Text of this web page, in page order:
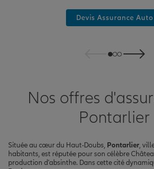
Devis Assurance Auto
Nos offres
Pontarlier
Située au cœur du Haut-Doubs, Pontarlier,
habitants, est réputée pour son célèbre
production d'absinthe. Dans cette cité